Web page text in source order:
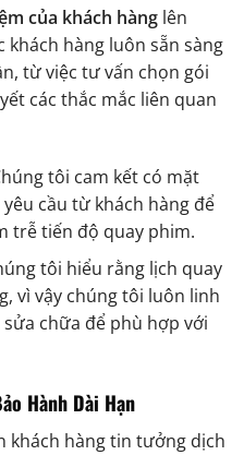
của khách hàng lên
khách hàng luôn sẵn sàng
từ việc tư vấn chọn gói
các thắc mắc liên quan
tôi cam kết có mặt
cầu từ khách hàng để
trễ tiến độ quay phim.
tôi hiểu rằng lịch quay
vì vậy chúng tôi luôn linh
chữa để phù hợp với
Hành Dài Hạn
khách hàng tin tưởng dịch